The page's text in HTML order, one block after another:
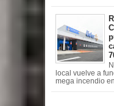
local vuelve a
mega incendio en